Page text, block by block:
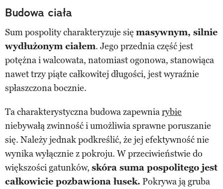
Budowa ciała
Sum pospolity charakteryzuje się masywnym, silnie
wydłużonym ciałem. Jego przednia część jest
potężna i walcowata, natomiast ogonowa, stanowiąca
nawet trzy piąte całkowitej długości, jest wyraźnie
spłaszczona bocznie.
Ta charakterystyczna budowa zapewniarybie
niebywałą zwinność i umożliwia sprawne poruszanie
się. Należy jednak podkreślić, że jej efektywność nie
wynika wyłącznie z pokroju. W przeciwieństwie do
większości gatunków, skóra suma pospolitego jest
całkowicie pozbawiona łusek. Pokrywa ją gruba